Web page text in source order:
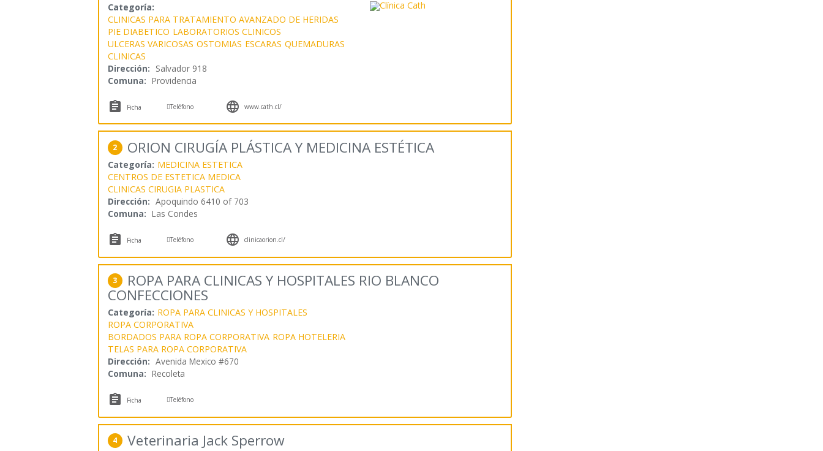
Categoría:
CLINICAS PARA TRATAMIENTO AVANZADO DE HERIDAS
PIE DIABETICO LABORATORIOS CLINICOS
ULCERAS VARICOSAS OSTOMIAS ESCARAS QUEMADURAS
CLINICAS
Dirección: Salvador 918
Comuna: Providencia
 Ficha Teléfono  www.cath.cl/
2 ORION CIRUGÍA PLÁSTICA Y MEDICINA ESTÉTICA
Categoría: MEDICINA ESTETICA
CENTROS DE ESTETICA MEDICA
CLINICAS CIRUGIA PLASTICA
Dirección: Apoquindo 6410 of 703
Comuna: Las Condes
 Ficha Teléfono  clinicaorion.cl/
3 ROPA PARA CLINICAS Y HOSPITALES RIO BLANCO
CONFECCIONES
Categoría: ROPA PARA CLINICAS Y HOSPITALES
ROPA CORPORATIVA
BORDADOS PARA ROPA CORPORATIVA ROPA HOTELERIA
TELAS PARA ROPA CORPORATIVA
Dirección: Avenida Mexico #670
Comuna: Recoleta
 Ficha Teléfono
4 Veterinaria Jack Sperrow